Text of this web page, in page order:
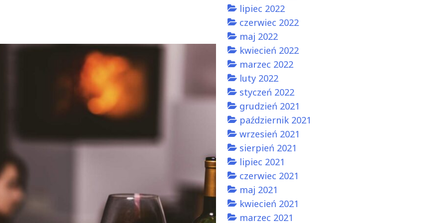
lipiec 2022
czerwiec 2022
maj 2022
kwiecień 2022
marzec 2022
luty 2022
styczeń 2022
grudzień 2021
październik 2021
wrzesień 2021
sierpień 2021
lipiec 2021
czerwiec 2021
maj 2021
kwiecień 2021
marzec 2021